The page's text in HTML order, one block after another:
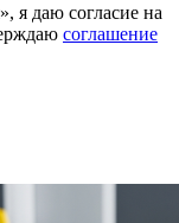
я даю согласие на
соглашение